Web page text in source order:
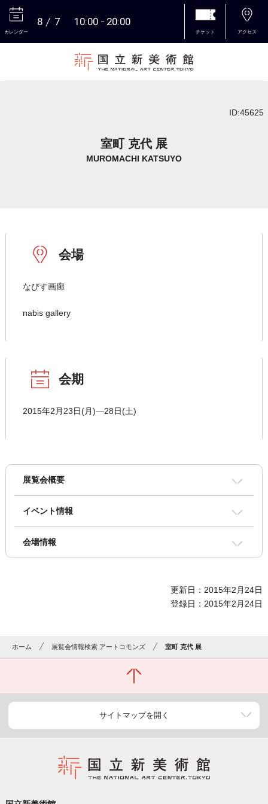
カレンダー
8 7 10:00 20:00
チケット アクセス
ID:45625
室町 克代 展
MUROMACHI KATSUYO
会場
なびす画廊
nabis gallery
会期
2015年2月23日(月)―28日(土)
展覧会概要
イベント情報
会場情報
更新日：2015年2月24日
登録日：2015年2月24日
ホーム 展覧会情報検索 アートコモンズ 室町 克代 展
サイトマップを開く